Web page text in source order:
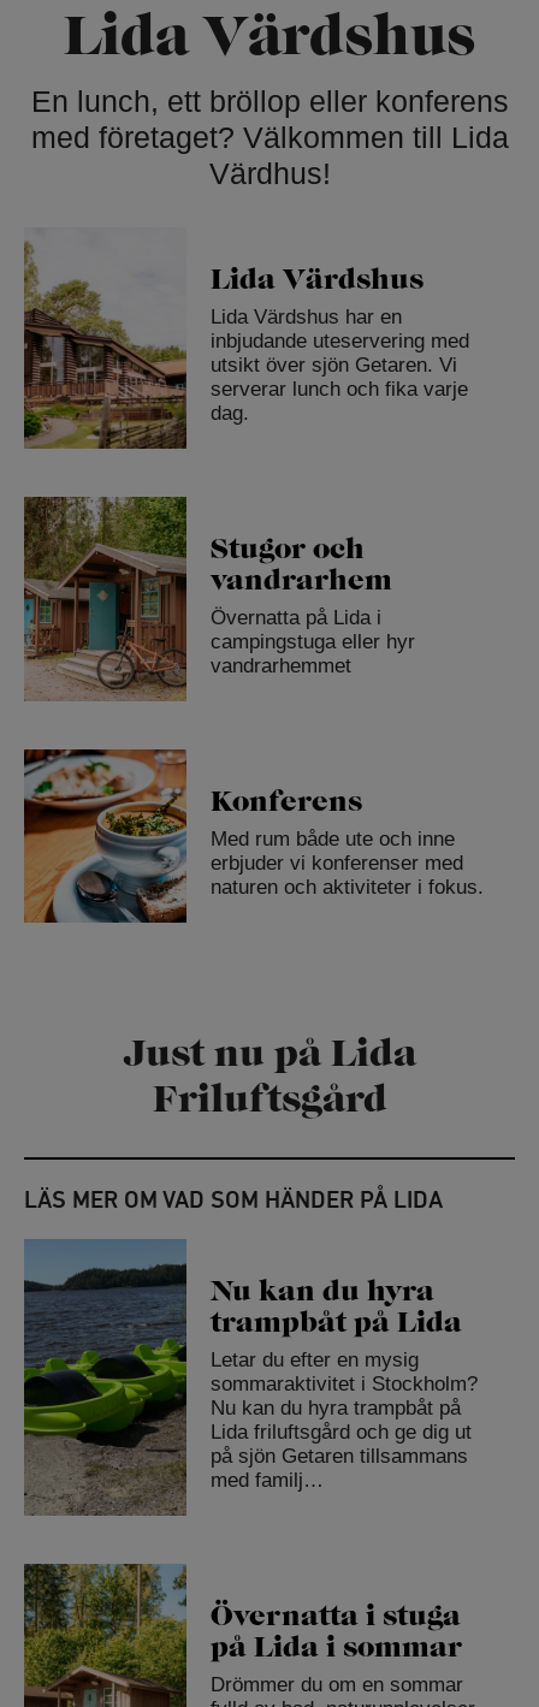
Lida Värdshus
En lunch, ett bröllop eller konferens
med företaget? Välkommen till Lida
Värdhus!
Lida Värdshus
Lida Värdshus har en
inbjudande uteservering med
utsikt över sjön Getaren. Vi
serverar lunch och fika varje
dag.
Stugor och
vandrarhem
Övernatta på Lida i
campingstuga eller hyr
vandrarhemmet
Konferens
Med rum både ute och inne
erbjuder vi konferenser med
naturen och aktiviteter i fokus.
Just nu på Lida
Friluftsgård
LÄS MER OM VAD SOM HÄNDER PÅ LIDA
Nu kan du hyra
trampbåt på Lida
Letar du efter en mysig
sommaraktivitet i Stockholm?
Nu kan du hyra trampbåt på
Lida friluftsgård och ge dig ut
på sjön Getaren tillsammans
med familj…
Övernatta i stuga
på Lida i sommar
Drömmer du om en sommar